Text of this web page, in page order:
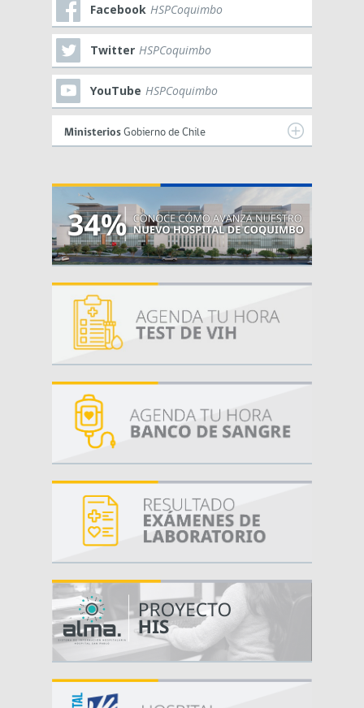
Facebook HSPCoquimbo
Twitter HSPCoquimbo
YouTube HSPCoquimbo
Ministerios Gobierno de Chile